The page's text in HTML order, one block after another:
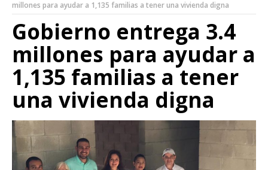
millones para ayudar a 1,135 familias a tener una vivienda digna
Gobierno entrega 3.4
millones para ayudar a
1,135 familias a tener
una vivienda digna